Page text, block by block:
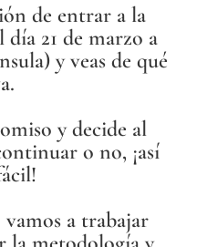
de entrar a la
21 de marzo a
y veas de qué
y decide al
o no, ¡así
a trabajar